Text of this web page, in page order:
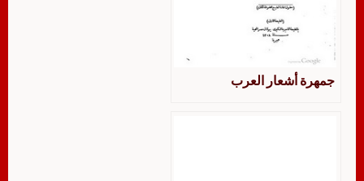
جمهرة أشعار العرب